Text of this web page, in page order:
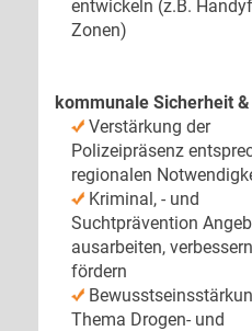
entwickeln (z.B.
Zonen)
kommunale Sicherheit
Verstärkung der
Polizeipräsenz
regionalen
Kriminal, - und
Suchtprävention
ausarbeiten,
fördern
Thema Drogen- und